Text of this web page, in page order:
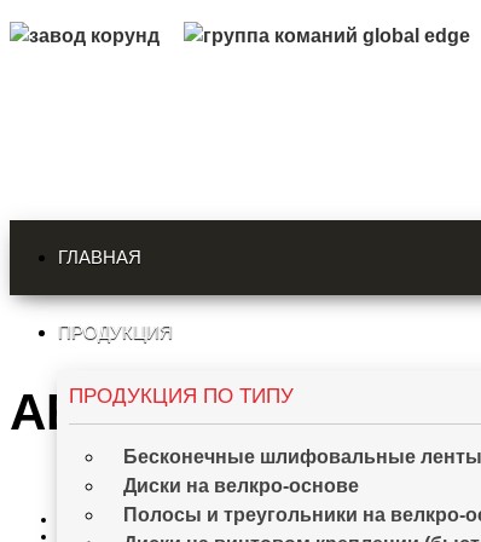
ГЛАВНАЯ
ПРОДУКЦИЯ
ПРОДУКЦИЯ ПО ТИПУ
Бесконечные шлифовальные ленты
Диски на велкро-основе
Полосы и треугольники на велкро-
АБРАЗИВНЫЙ
Главная страница
Продукция